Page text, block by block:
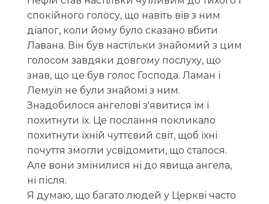
спокійного голосу, що навіть вів з ним
діалог, коли йому було сказано вбити
Лавана. Він був настільки знайомий з цим
голосом завдяки довгому послуху, що
знав, що це був голос Господа. Ламан і
Лемуїл не були знайомі з ним.
Знадобилося ангелові з'явитися їм і
похитнути їх. Це послання покликало
похитнути їхній чуттєвий світ, щоб їхні
почуття змогли усвідомити, що сталося.
Але вони змінилися ні до явища ангела,
ні після.
Я думаю, що багато людей у Церкві часто